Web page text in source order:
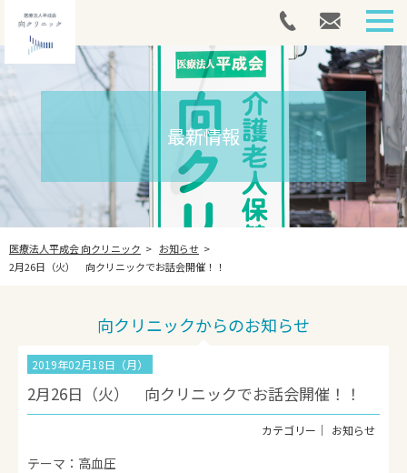
アートメイク
採用情報
お問い合わせ
最新情報
医療法人平成会 向クリニック
お知らせ
2月26日（火） 向クリニックでお話会開催！！
向クリニックからのお知らせ
2019年02月18日（月）
2月26日（火） 向クリニックでお話会開催！！
お知らせ
テーマ：高血圧